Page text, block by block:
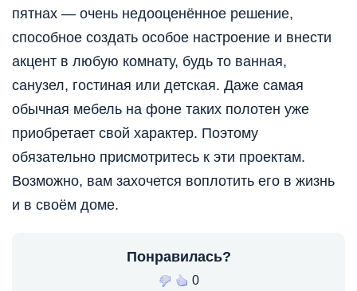
пятнах — очень недооценённое решение,
способное создать особое настроение и внести
акцент в любую комнату, будь то ванная,
санузел, гостиная или детская. Даже самая
обычная мебель на фоне таких полотен уже
приобретает свой характер. Поэтому
обязательно присмотритесь к эти проектам.
Возможно, вам захочется воплотить его в жизнь
и в своём доме.
Понравилась?
0